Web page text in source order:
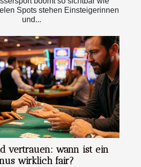
Spots stehen Einsteigerinnen
und...
vertrauen: wann ist ein
wirklich fair?